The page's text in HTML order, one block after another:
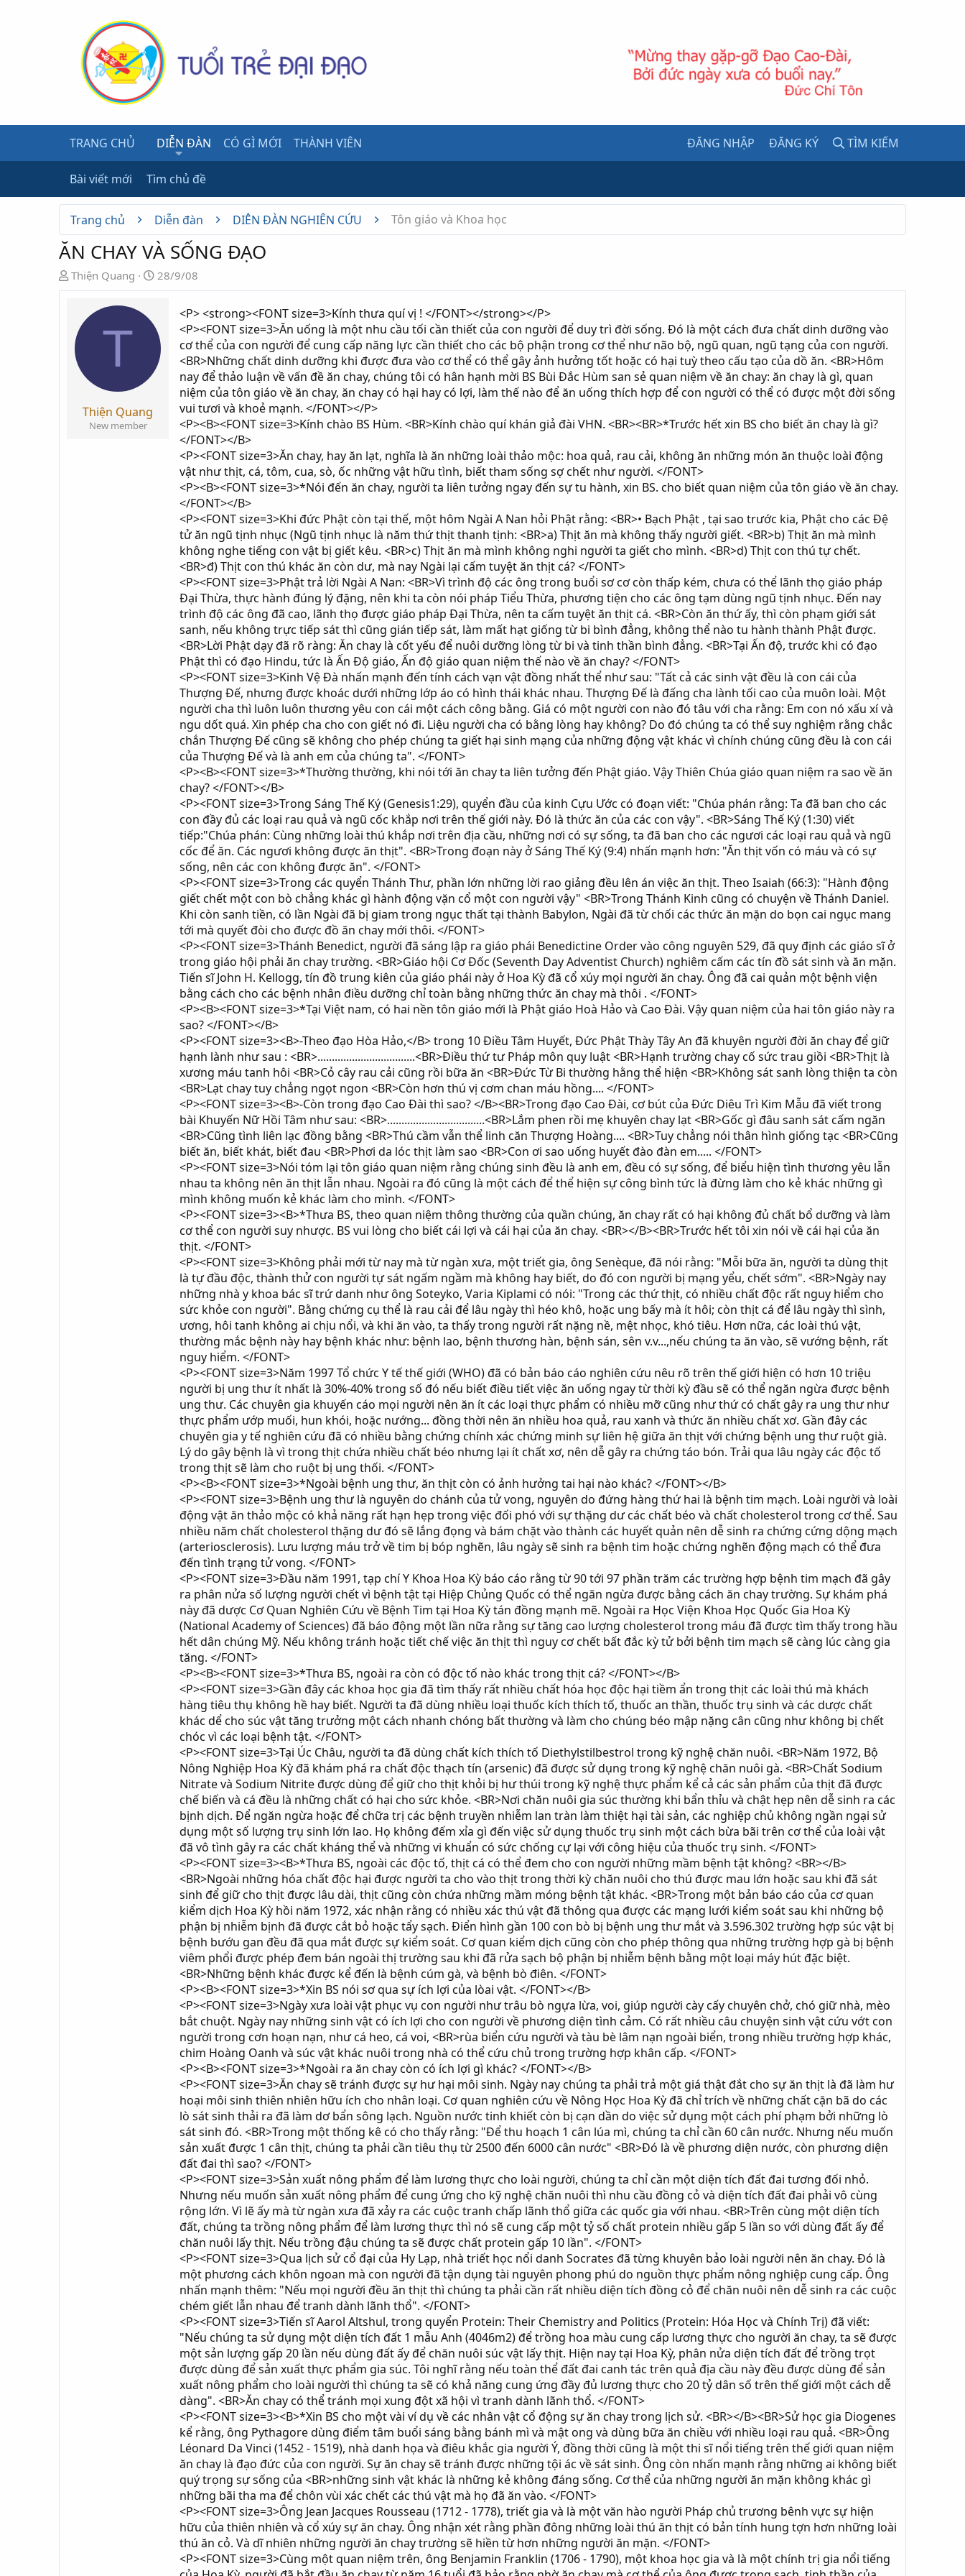
TRANG CHỦ DIỄN ĐÀN CÓ GÌ MỚI THÀNH VIÊN ĐĂNG NHẬP ĐĂNG KÝ TÌM KIẾM
Bài viết mới Tìm chủ đề
Trang chủ Diễn đàn DIỄN ĐÀN NGHIÊN CỨU Tôn giáo và Khoa học
ĂN CHAY VÀ SỐNG ĐẠO
N
g
k
h
Thiện Quang
N
g
g
ử
i
28/9/08
T
Thiện Quang
New member
<P> <strong><FONT size=3>Kính thưa quí vị ! </FONT></strong></P>
<P><FONT size=3>Ăn uống là một nhu cầu tối cần thiết của con người để duy trì đời sống. Đó là một cách đưa chất dinh dưỡng vào
cơ thể của con người để cung cấp năng lực cần thiết cho các bộ phận trong cơ thể như não bộ, ngũ quan, ngũ tạng của con người.
<BR>Những chất dinh dưỡng khi được đưa vào cơ thể có thể gây ảnh hưởng tốt hoặc có hại tuỳ theo cấu tạo của dồ ăn. <BR>Hôm
nay để thảo luận về vấn đề ăn chay, chúng tôi có hân hạnh mời BS Bùi Đắc Hùm san sẻ quan niệm về ăn chay: ăn chay là gì, quan
niệm của tôn giáo về ăn chay, ăn chay có hại hay có lợi, làm thế nào để ăn uống thích hợp để con người có thể có được một đời sống
vui tươi và khoẻ mạnh. </FONT></P>
<P><B><FONT size=3>Kính chào BS Hùm. <BR>Kính chào quí khán giả đài VHN. <BR><BR>*Trước hết xin BS cho biết ăn chay là gì?
</FONT></B>
<P><FONT size=3>Ăn chay, hay ăn lạt, nghĩa là ăn những loài thảo mộc: hoa quả, rau cải, không ăn những món ăn thuộc loài động
vật như thịt, cá, tôm, cua, sò, ốc những vật hữu tình, biết tham sống sợ chết như người. </FONT>
<P><B><FONT size=3>*Nói đến ăn chay, người ta liên tưởng ngay đến sự tu hành, xin BS. cho biết quan niệm của tôn giáo về ăn chay.
</FONT></B>
<P><FONT size=3>Khi đức Phật còn tại thế, một hôm Ngài A Nan hỏi Phật rằng: <BR>• Bạch Phật , tại sao trước kia, Phật cho các Ðệ
tử ăn ngũ tịnh nhục (Ngũ tịnh nhục là năm thứ thịt thanh tịnh: <BR>a) Thịt ăn mà không thấy người giết. <BR>b) Thịt ăn mà mình
không nghe tiếng con vật bị giết kêu. <BR>c) Thịt ăn mà mình không nghi người ta giết cho mình. <BR>d) Thịt con thú tự chết.
<BR>đ) Thịt con thú khác ăn còn dư, mà nay Ngài lại cấm tuyệt ăn thịt cá? </FONT>
<P><FONT size=3>Phật trả lời Ngài A Nan: <BR>Vì trình độ các ông trong buổi sơ cơ còn thấp kém, chưa có thể lãnh thọ giáo pháp
Ðại Thừa, thực hành đúng lý đặng, nên khi ta còn nói pháp Tiểu Thừa, phương tiện cho các ông tạm dùng ngũ tịnh nhục. Ðến nay
trình độ các ông đã cao, lãnh thọ được giáo pháp Ðại Thừa, nên ta cấm tuyệt ăn thịt cá. <BR>Còn ăn thứ ấy, thì còn phạm giới sát
sanh, nếu không trực tiếp sát thì cũng gián tiếp sát, làm mất hạt giống từ bi bình đẳng, không thể nào tu hành thành Phật được.
<BR>Lời Phật dạy đã rõ ràng: Ăn chay là cốt yếu để nuôi dưỡng lòng từ bi và tinh thần bình đẳng. <BR>Tại Ấn độ, trước khi có đạo
Phật thì có đạo Hindu, tức là Ấn Độ giáo, Ấn độ giáo quan niệm thế nào về ăn chay? </FONT>
<P><FONT size=3>Kinh Vệ Đà nhấn mạnh đến tính cách vạn vật đồng nhất thể như sau: "Tất cả các sinh vật đều là con cái của
Thượng Đế, nhưng được khoác dưới những lớp áo có hình thái khác nhau. Thượng Đế là đấng cha lành tối cao của muôn loài. Một
người cha thì luôn luôn thương yêu con cái một cách công bằng. Giá có một người con nào đó tâu với cha rằng: Em con nó xấu xí và
ngu dốt quá. Xin phép cha cho con giết nó đi. Liệu người cha có bằng lòng hay không? Do đó chúng ta có thể suy nghiệm rằng chắc
chắn Thượng Đế cũng sẽ không cho phép chúng ta giết hại sinh mạng của những động vật khác vì chính chúng cũng đều là con cái
của Thượng Đế và là anh em của chúng ta". </FONT>
<P><B><FONT size=3>*Thường thường, khi nói tới ăn chay ta liên tưởng đến Phật giáo. Vậy Thiên Chúa giáo quan niệm ra sao về ăn
chay? </FONT></B>
<P><FONT size=3>Trong Sáng Thế Ký (Genesis1:29), quyển đầu của kinh Cựu Ước có đoạn viết: "Chúa phán rằng: Ta đã ban cho các
con đầy đủ các loại rau quả và ngũ cốc khắp nơi trên thế giới này. Đó là thức ăn của các con vậy". <BR>Sáng Thế Ký (1:30) viết
tiếp:"Chúa phán: Cùng những loài thú khắp nơi trên địa cầu, những nơi có sự sống, ta đã ban cho các ngươi các loại rau quả và ngũ
cốc để ăn. Các ngươi không được ăn thịt". <BR>Trong đoạn này ở Sáng Thế Ký (9:4) nhấn mạnh hơn: "Ăn thịt vốn có máu và có sự
sống, nên các con không được ăn". </FONT>
<P><FONT size=3>Trong các quyển Thánh Thư, phần lớn những lời rao giảng đều lên án việc ăn thịt. Theo Isaiah (66:3): "Hành động
giết chết một con bò chẳng khác gì hành động vặn cổ một con người vậy" <BR>Trong Thánh Kinh cũng có chuyện về Thánh Daniel.
Khi còn sanh tiền, có lần Ngài đã bị giam trong ngục thất tại thành Babylon, Ngài đã từ chối các thức ăn mặn do bọn cai ngục mang
tới mà quyết đòi cho được đồ ăn chay mới thôi. </FONT>
<P><FONT size=3>Thánh Benedict, người đã sáng lập ra giáo phái Benedictine Order vào công nguyên 529, đã quy định các giáo sĩ ở
trong giáo hội phải ăn chay trường. <BR>Giáo hội Cơ Đốc (Seventh Day Adventist Church) nghiêm cấm các tín đồ sát sinh và ăn mặn.
Tiến sĩ John H. Kellogg, tín đồ trung kiên của giáo phái này ở Hoa Kỳ đã cổ xúy mọi người ăn chay. Ông đã cai quản một bệnh viện
bằng cách cho các bệnh nhân điều dưỡng chỉ toàn bằng những thức ăn chay mà thôi . </FONT>
<P><B><FONT size=3>*Tại Việt nam, có hai nền tôn giáo mới là Phật giáo Hoà Hảo và Cao Đài. Vậy quan niệm của hai tôn giáo này ra
sao? </FONT></B>
<P><FONT size=3><B>-Theo đạo Hòa Hảo,</B> trong 10 Điều Tâm Huyết, Đức Phật Thày Tây An đã khuyên người đời ăn chay để giữ
hạnh lành như sau : <BR>..................................<BR>Điều thứ tư Pháp môn quy luật <BR>Hạnh trường chay cố sức trau giồi <BR>Thịt là
xương máu tanh hôi <BR>Cỏ cây rau cải cũng rồi bữa ăn <BR>Ðức Từ Bi thường hằng thể hiện <BR>Không sát sanh lòng thiện ta còn
<BR>Lạt chay tuy chẳng ngọt ngon <BR>Còn hơn thú vị cơm chan máu hồng.... </FONT>
<P><FONT size=3><B>-Còn trong đạo Cao Đài thì sao? </B><BR>Trong đạo Cao Đài, cơ bút của Đức Diêu Trì Kim Mẫu đã viết trong
bài Khuyến Nữ Hồi Tâm như sau: <BR>..................................<BR>Lắm phen rồi mẹ khuyên chay lạt <BR>Gốc gì đâu sanh sát cấm ngăn
<BR>Cũng tình liên lạc đồng bằng <BR>Thú cầm vẫn thể linh căn Thượng Hoàng.... <BR>Tuy chẳng nói thân hình giống tạc <BR>Cũng
biết ăn, biết khát, biết đau <BR>Phơi da lóc thịt làm sao <BR>Con ơi sao uống huyết đào đàn em..... </FONT>
<P><FONT size=3>Nói tóm lại tôn giáo quan niệm rằng chúng sinh đều là anh em, đều có sự sống, để biểu hiện tình thương yêu lẫn
nhau ta không nên ăn thịt lẫn nhau. Ngoài ra đó cũng là một cách để thể hiện sự công bình tức là đừng làm cho kẻ khác những gì
mình không muốn kẻ khác làm cho mình. </FONT>
<P><FONT size=3><B>*Thưa BS, theo quan niệm thông thường của quần chúng, ăn chay rất có hại không đủ chất bổ dưỡng và làm
cơ thể con người suy nhược. BS vui lòng cho biết cái lợi và cái hại của ăn chay. <BR></B><BR>Trước hết tôi xin nói về cái hại của ăn
thịt. </FONT>
<P><FONT size=3>Không phải mới từ nay mà từ ngàn xưa, một triết gia, ông Senèque, đã nói rằng: "Mỗi bữa ăn, người ta dùng thịt
là tự đầu độc, thành thử con người tự sát ngấm ngầm mà không hay biết, do đó con người bị mạng yểu, chết sớm". <BR>Ngày nay
những nhà y khoa bác sĩ trứ danh như ông Soteyko, Varia Kiplami có nói: "Trong các thứ thịt, có nhiều chất độc rất nguy hiểm cho
sức khỏe con người". Bằng chứng cụ thể là rau cải để lâu ngày thì héo khô, hoặc ung bấy mà ít hôi; còn thịt cá để lâu ngày thì sình,
ương, hôi tanh không ai chịu nổi, và khi ăn vào, ta thấy trong người rất nặng nề, mệt nhọc, khó tiêu. Hơn nữa, các loài thú vật,
thường mắc bệnh này hay bệnh khác như: bệnh lao, bệnh thương hàn, bệnh sán, sên v.v...,nếu chúng ta ăn vào, sẽ vướng bệnh, rất
nguy hiểm. </FONT>
<P><FONT size=3>Năm 1997 Tổ chức Y tế thế giới (WHO) đã có bản báo cáo nghiên cứu nêu rõ trên thế giới hiện có hơn 10 triệu
người bị ung thư ít nhất là 30%-40% trong số đó nếu biết điều tiết việc ăn uống ngay từ thời kỳ đầu sẽ có thể ngăn ngừa được bệnh
ung thư. Các chuyên gia khuyến cáo mọi người nên ăn ít các loại thực phẩm có nhiều mỡ cũng như thứ có chất gây ra ung thư như
thực phẩm ướp muối, hun khói, hoặc nướng... đồng thời nên ăn nhiều hoa quả, rau xanh và thức ăn nhiều chất xơ. Gần đây các
chuyên gia y tế nghiên cứu đã có nhiều bằng chứng chính xác chứng minh sự liên hệ giữa ăn thịt với chứng bệnh ung thư ruột già.
Lý do gây bệnh là vì trong thịt chứa nhiều chất béo nhưng lại ít chất xơ, nên dễ gây ra chứng táo bón. Trải qua lâu ngày các độc tố
trong thịt sẽ làm cho ruột bị ung thối. </FONT>
<P><B><FONT size=3>*Ngoài bệnh ung thư, ăn thịt còn có ảnh hưởng tai hại nào khác? </FONT></B>
<P><FONT size=3>Bệnh ung thư là nguyên do chánh của tử vong, nguyên do đứng hàng thứ hai là bệnh tim mạch. Loài người và loài
động vật ăn thảo mộc có khả năng rất hạn hẹp trong việc đối phó với sự thặng dư các chất béo và chất cholesterol trong cơ thể. Sau
nhiều năm chất cholesterol thặng dư đó sẽ lắng đọng và bám chặt vào thành các huyết quản nên dễ sinh ra chứng cứng dộng mạch
(arteriosclerosis). Lưu lượng máu trở về tim bị bóp nghẽn, lâu ngày sẽ sinh ra bệnh tim hoặc chứng nghẽn động mạch có thể đưa
đến tình trạng tử vong. </FONT>
<P><FONT size=3>Đầu năm 1991, tạp chí Y Khoa Hoa Kỳ báo cáo rằng từ 90 tới 97 phần trăm các trường hợp bệnh tim mạch đã gây
ra phân nửa số lượng người chết vì bệnh tật tại Hiệp Chủng Quốc có thể ngăn ngừa được bằng cách ăn chay trường. Sự khám phá
này đã dược Cơ Quan Nghiên Cứu về Bệnh Tim tại Hoa Kỳ tán đồng mạnh mẽ. Ngoài ra Học Viện Khoa Học Quốc Gia Hoa Kỳ
(National Academy of Sciences) đã báo động một lần nữa rằng sự tăng cao lượng cholesterol trong máu đã được tìm thấy trong hầu
hết dân chúng Mỹ. Nếu không tránh hoặc tiết chế việc ăn thịt thì nguy cơ chết bất đắc kỳ tử bởi bệnh tim mạch sẽ càng lúc càng gia
tăng. </FONT>
<P><B><FONT size=3>*Thưa BS, ngoài ra còn có độc tố nào khác trong thịt cá? </FONT></B>
<P><FONT size=3>Gần đây các khoa học gia đã tìm thấy rất nhiều chất hóa học độc hại tiềm ẩn trong thịt các loài thú mà khách
hàng tiêu thụ không hề hay biết. Người ta đã dùng nhiều loại thuốc kích thích tố, thuốc an thần, thuốc trụ sinh và các dược chất
khác dể cho súc vật tăng trưởng một cách nhanh chóng bất thường và làm cho chúng béo mập nặng cân cũng như không bị chết
chóc vì các loại bệnh tật. </FONT>
<P><FONT size=3>Tại Úc Châu, người ta đã dùng chất kích thích tố Diethylstilbestrol trong kỹ nghệ chăn nuôi. <BR>Năm 1972, Bộ
Nông Nghiệp Hoa Kỳ đã khám phá ra chất độc thạch tín (arsenic) đã được sử dụng trong kỹ nghệ chăn nuôi gà. <BR>Chất Sodium
Nitrate và Sodium Nitrite được dùng để giữ cho thịt khỏi bị hư thúi trong kỹ nghệ thực phẩm kể cả các sản phẩm của thịt đã được
chế biến và cá đều là những chất có hại cho sức khỏe. <BR>Nơi chăn nuôi gia súc thường khi bẩn thỉu và chật hẹp nên dễ sinh ra các
bịnh dịch. Để ngăn ngừa hoặc để chữa trị các bệnh truyền nhiễm lan tràn làm thiệt hại tài sản, các nghiệp chủ không ngần ngại sử
dụng một số lượng trụ sinh lớn lao. Họ không đếm xỉa gì đến việc sử dụng thuốc trụ sinh một cách bừa bãi trên cơ thể của loài vật
đã vô tình gây ra các chất kháng thể và những vi khuẩn có sức chống cự lại với công hiệu của thuốc trụ sinh. </FONT>
<P><FONT size=3><B>*Thưa BS, ngoài các độc tố, thịt cá có thể đem cho con người những mầm bệnh tật không? <BR></B>
<BR>Ngoài những hóa chất độc hại được người ta cho vào thịt trong thời kỳ chăn nuôi cho thú được mau lớn hoặc sau khi đã sát
sinh để giữ cho thịt được lâu dài, thịt cũng còn chứa những mầm móng bệnh tật khác. <BR>Trong một bản báo cáo của cơ quan
kiểm dịch Hoa Kỳ hồi năm 1972, xác nhận rằng có nhiều xác thú vật đã thông qua được các mạng lưới kiểm soát sau khi những bộ
phận bị nhiễm bịnh đã được cắt bỏ hoặc tẩy sạch. Điển hình gần 100 con bò bị bệnh ung thư mắt và 3.596.302 trường hợp súc vật bị
bệnh bướu gan đều đã qua mắt được sự kiểm soát. Cơ quan kiểm dịch cũng còn cho phép thông qua những trường hợp gà bị bệnh
viêm phổi được phép đem bán ngoài thị trường sau khi đã rửa sạch bộ phận bị nhiễm bệnh bằng một loại máy hút đặc biệt.
<BR>Những bệnh khác được kể đến là bệnh cúm gà, và bệnh bò điên. </FONT>
<P><B><FONT size=3>*Xin BS nói sơ qua sự ích lợi của lòai vật. </FONT></B>
<P><FONT size=3>Ngày xưa loài vật phục vụ con người như trâu bò ngựa lừa, voi, giúp người cày cấy chuyên chở, chó giữ nhà, mèo
bắt chuột. Ngày nay những sinh vật có ích lợi cho con người về phương diện tình cảm. Có rất nhiều câu chuyện sinh vật cứu vớt con
người trong cơn hoạn nạn, như cá heo, cá voi, <BR>rùa biển cứu người và tàu bè lâm nạn ngoài biển, trong nhiều trường hợp khác,
chim Hoàng Oanh và súc vật khác nuôi trong nhà có thể cứu chủ trong trường hợp khân cấp. </FONT>
<P><B><FONT size=3>*Ngoài ra ăn chay còn có ích lợi gì khác? </FONT></B>
<P><FONT size=3>Ăn chay sẽ tránh được sự hư hại môi sinh. Ngày nay chúng ta phải trả một giá thật đắt cho sự ăn thịt là đã làm hư
hoại môi sinh thiên nhiên hữu ích cho nhân loại. Cơ quan nghiên cứu về Nông Học Hoa Kỳ đã chỉ trích về những chất cặn bã do các
lò sát sinh thải ra đã làm dơ bẩn sông lạch. Nguồn nước tinh khiết còn bị cạn dần do việc sử dụng một cách phí phạm bởi những lò
sát sinh đó. <BR>Trong một thống kê có cho thấy rằng: "Để thu hoạch 1 cân lúa mì, chúng ta chỉ cần 60 cân nước. Nhưng nếu muốn
sản xuất được 1 cân thịt, chúng ta phải cần tiêu thụ từ 2500 đến 6000 cân nước" <BR>Đó là về phương diện nước, còn phương diện
đất đai thì sao? </FONT>
<P><FONT size=3>Sản xuất nông phẩm để làm lương thực cho loài người, chúng ta chỉ cần một diện tích đất đai tương đối nhỏ.
Nhưng nếu muốn sản xuất nông phẩm để cung ứng cho kỹ nghệ chăn nuôi thì nhu cầu đồng cỏ và diện tích đất đai phải vô cùng
rộng lớn. Vì lẽ ấy mà từ ngàn xưa đã xảy ra các cuộc tranh chấp lãnh thổ giữa các quốc gia với nhau. <BR>Trên cùng một diện tích
đất, chúng ta trồng nông phẩm để làm lương thực thì nó sẽ cung cấp một tỷ số chất protein nhiều gấp 5 lần so với dùng đất ấy để
chăn nuôi lấy thịt. Nếu trồng đậu chúng ta sẽ được chất protein gấp 10 lần". </FONT>
<P><FONT size=3>Qua lịch sử cổ đại của Hy Lạp, nhà triết học nổi danh Socrates đã từng khuyên bảo loài người nên ăn chay. Đó là
một phương cách khôn ngoan mà con người đã tận dụng tài nguyên phong phú do nguồn thực phẩm nông nghiệp cung cấp. Ông
nhấn mạnh thêm: "Nếu mọi người đều ăn thịt thì chúng ta phải cần rất nhiều diện tích đồng cỏ để chăn nuôi nên dễ sinh ra các cuộc
chém giết lẫn nhau để tranh dành lãnh thổ". </FONT>
<P><FONT size=3>Tiến sĩ Aarol Altshul, trong quyển Protein: Their Chemistry and Politics (Protein: Hóa Học và Chính Trị) đã viết:
"Nếu chúng ta sử dụng một diện tích đất 1 mẫu Anh (4046m2) để trồng hoa màu cung cấp lương thực cho người ăn chay, ta sẽ được
một sản lượng gấp 20 lần nếu dùng đất ấy để chăn nuôi súc vật lấy thịt. Hiện nay tại Hoa Kỳ, phân nửa diện tích đất để trồng trọt
được dùng để sản xuất thực phẩm gia súc. Tôi nghĩ rằng nếu toàn thể đất đai canh tác trên quả địa cầu này đều được dùng để sản
xuất nông phẩm cho loài người thì chúng ta sẽ có khả năng cung ứng đầy đủ lương thực cho 20 tỷ dân số trên thế giới một cách dễ
dàng". <BR>Ăn chay có thể tránh mọi xung đột xã hội vì tranh dành lãnh thổ. </FONT>
<P><FONT size=3><B>*Xin BS cho một vài ví dụ về các nhân vật cổ động sự ăn chay trong lịch sử. <BR></B><BR>Sử học gia Diogenes
kể rằng, ông Pythagore dùng điểm tâm buổi sáng bằng bánh mì và mật ong và dùng bữa ăn chiều với nhiều loại rau quả. <BR>Ông
Léonard Da Vinci (1452 - 1519), nhà danh họa và điêu khắc gia người Ý, đồng thời cũng là một thi sĩ nổi tiếng trên thế giới quan niệm
ăn chay là đạo đức của con người. Sự ăn chay sẽ tránh được những tội ác về sát sinh. Ông còn nhấn mạnh rằng những ai không biết
quý trọng sự sống của <BR>những sinh vật khác là những kẻ không đáng sống. Cơ thể của những người ăn mặn không khác gì
những bãi tha ma để chôn vùi xác chết các thú vật mà họ đã ăn vào. </FONT>
<P><FONT size=3>Ông Jean Jacques Rousseau (1712 - 1778), triết gia và là một văn hào người Pháp chủ trương bênh vực sự hiện
hữu của thiên nhiên và cổ xúy sự ăn chay. Ông nhận xét rằng phần đông những loài thú ăn thịt có bản tính hung tợn hơn những loài
thú ăn cỏ. Và dĩ nhiên những người ăn chay trường sẽ hiền từ hơn những người ăn mặn. </FONT>
<P><FONT size=3>Cùng một quan niệm trên, ông Benjamin Franklin (1706 - 1790), một khoa học gia và là một chính trị gia nổi tiếng